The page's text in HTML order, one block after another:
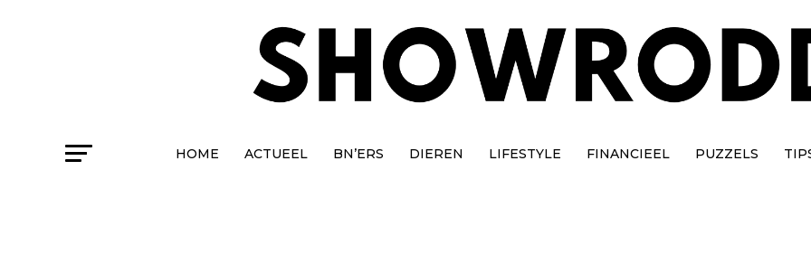
HOME ACTUEEL BN’ERS DIEREN LIFESTYLE FINANCIEEL PUZZELS